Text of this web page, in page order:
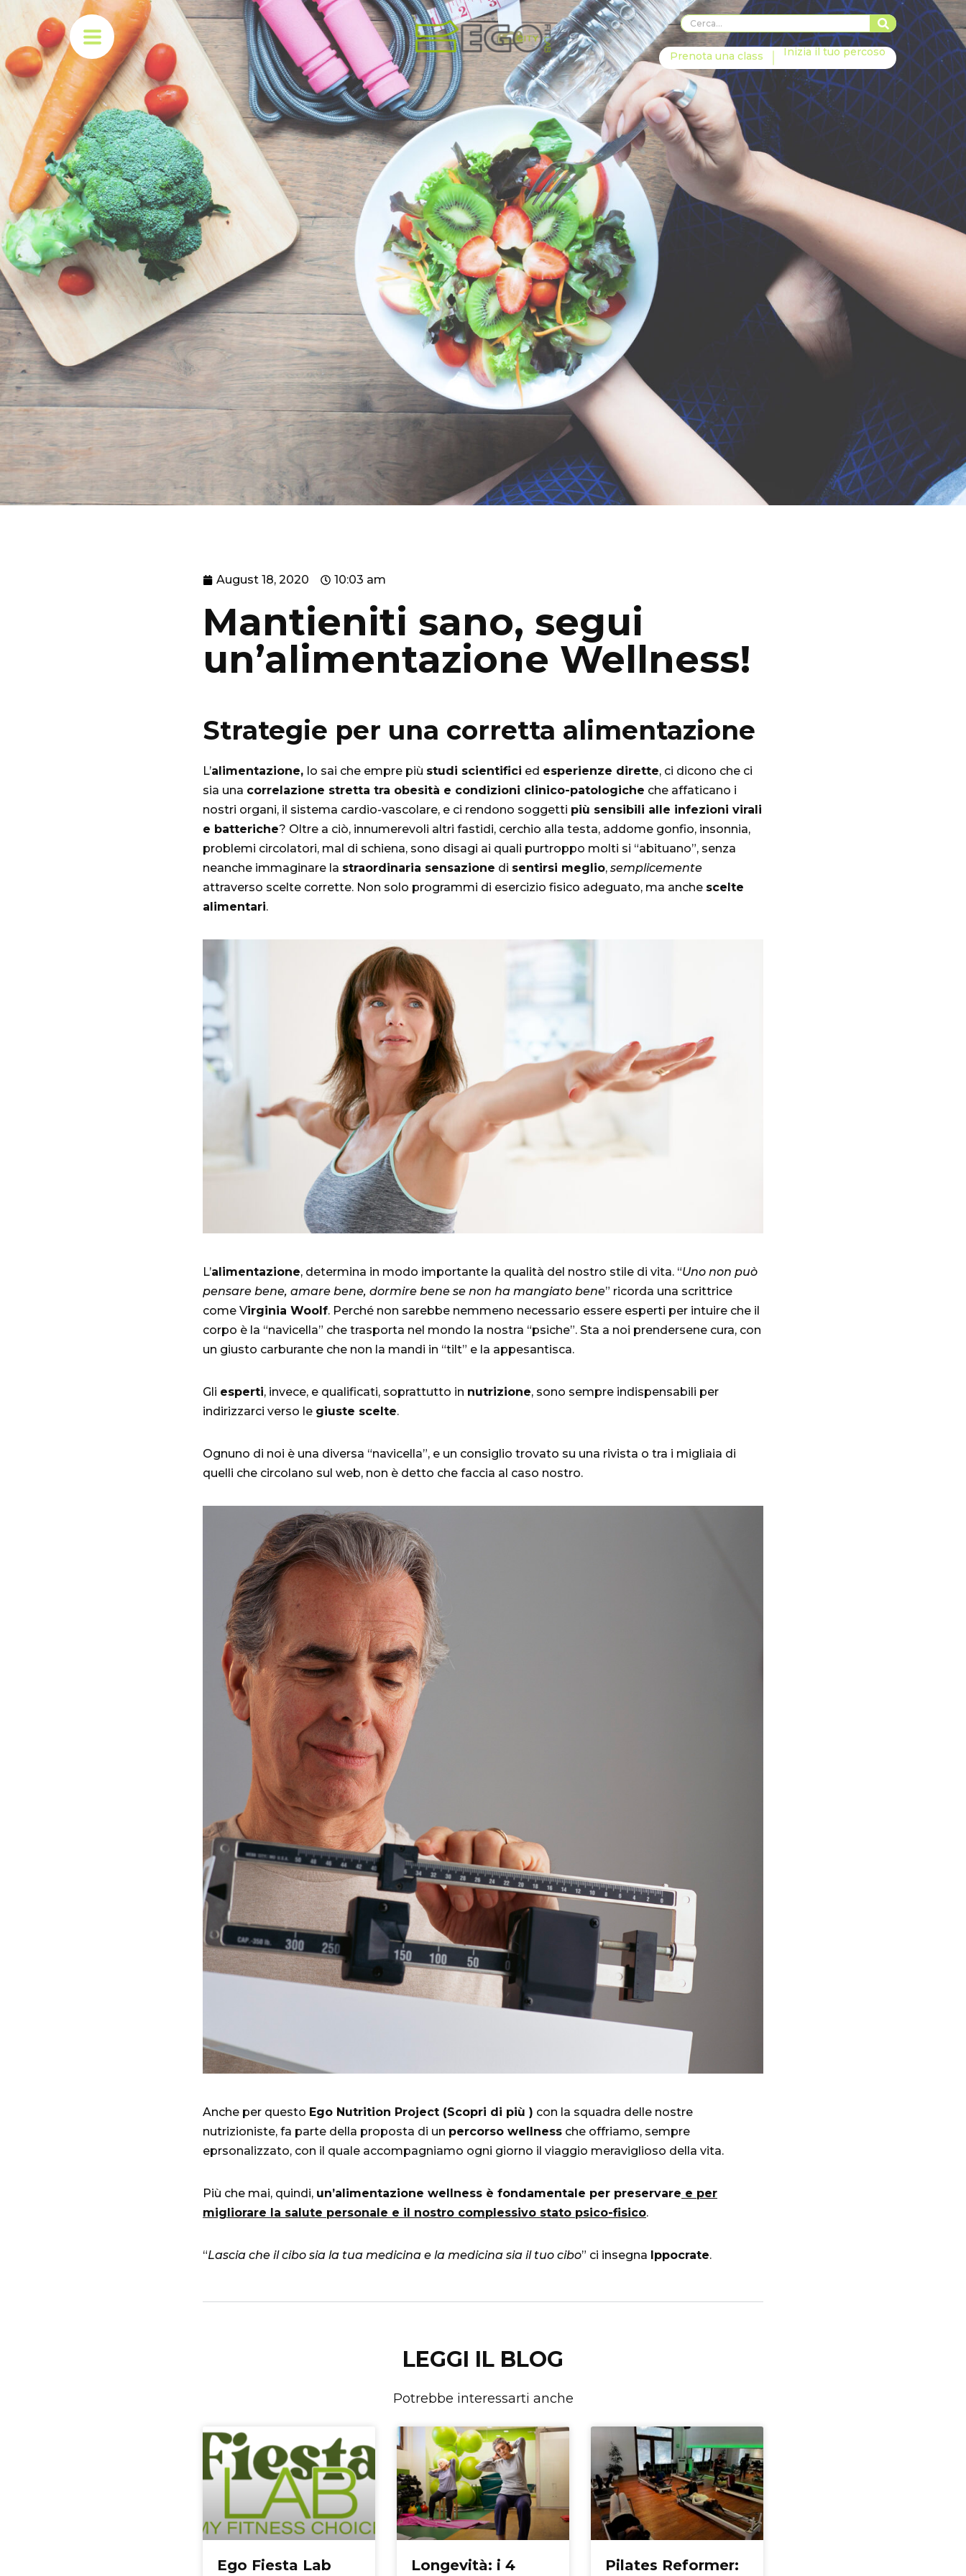
Prenota una class Inizia il tuo percoso
August 18, 2020 10:03 am
Mantieniti sano, segui
un’alimentazione Wellness!
Strategie per una corretta alimentazione
L’alimentazione, lo sai che empre più studi scientifici ed esperienze dirette, ci dicono che ci
sia una correlazione stretta tra obesità e condizioni clinico-patologiche che affaticano i
nostri organi, il sistema cardio-vascolare, e ci rendono soggetti più sensibili alle infezioni virali
e batteriche? Oltre a ciò, innumerevoli altri fastidi, cerchio alla testa, addome gonfio, insonnia,
problemi circolatori, mal di schiena, sono disagi ai quali purtroppo molti si “abituano”, senza
neanche immaginare la straordinaria sensazione di sentirsi meglio, semplicemente
attraverso scelte corrette. Non solo programmi di esercizio fisico adeguato, ma anche scelte
alimentari.
L’alimentazione, determina in modo importante la qualità del nostro stile di vita. “Uno non può
pensare bene, amare bene, dormire bene se non ha mangiato bene” ricorda una scrittrice
come Virginia Woolf. Perché non sarebbe nemmeno necessario essere esperti per intuire che il
corpo è la “navicella” che trasporta nel mondo la nostra “psiche”. Sta a noi prendersene cura, con
un giusto carburante che non la mandi in “tilt” e la appesantisca.
Gli esperti, invece, e qualificati, soprattutto in nutrizione, sono sempre indispensabili per
indirizzarci verso le giuste scelte.
Ognuno di noi è una diversa “navicella”, e un consiglio trovato su una rivista o tra i migliaia di
quelli che circolano sul web, non è detto che faccia al caso nostro.
Anche per questo Ego Nutrition Project (Scopri di più ) con la squadra delle nostre
nutrizioniste, fa parte della proposta di un percorso wellness che offriamo, sempre
eprsonalizzato, con il quale accompagniamo ogni giorno il viaggio meraviglioso della vita.
Più che mai, quindi, un’alimentazione wellness è fondamentale per preservare e per
migliorare la salute personale e il nostro complessivo stato psico-fisico.
“Lascia che il cibo sia la tua medicina e la medicina sia il tuo cibo” ci insegna Ippocrate.
LEGGI IL BLOG
Potrebbe interessarti anche
Ego Fiesta Lab Longevità: i 4 Pilates Reformer: